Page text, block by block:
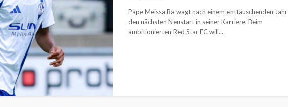
Pape Meissa Ba wagt nach einem enttäuschenden Jahr
den nächsten Neustart in seiner Karriere. Beim
ambitionierten Red Star FC will...